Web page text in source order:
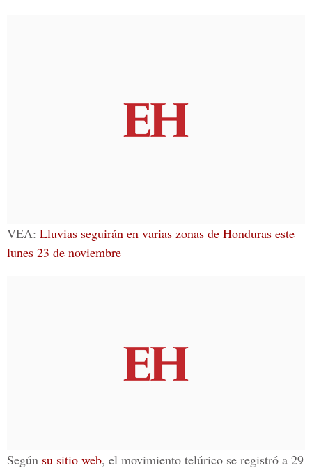
VEA: Lluvias seguirán en varias zonas de Honduras este
lunes 23 de noviembre
Según su sitio web, el movimiento telúrico se registró a 29